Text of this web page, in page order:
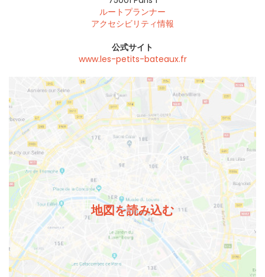
ルートプランナー
アクセシビリティ情報
公式サイト
www.les-petits-bateaux.fr
地図を読み込む